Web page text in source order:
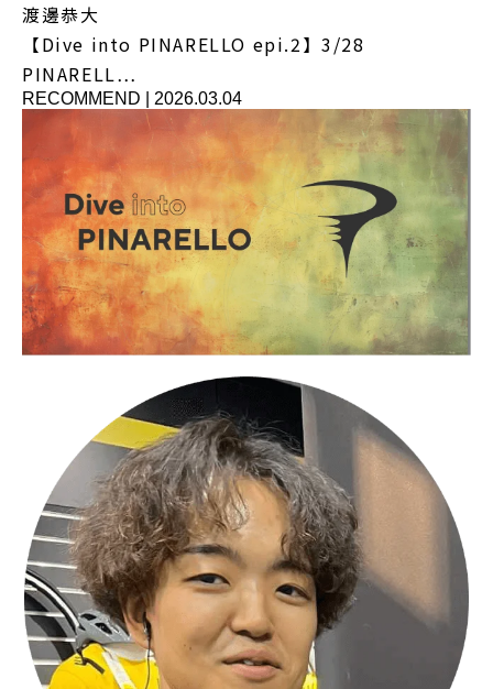
渡邊恭大
【Dive into PINARELLO epi.2】3/28
PINARELL…
RECOMMEND 2026.03.04